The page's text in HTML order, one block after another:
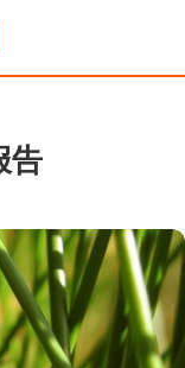
告